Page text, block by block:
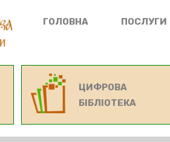
ГОЛОВНА ПОСЛУГИ
ЦИФРОВА
БІБЛІОТЕКА